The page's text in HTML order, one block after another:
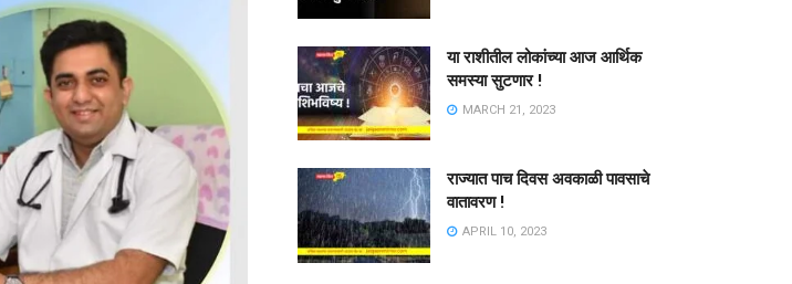
या राशीतील लोकांच्या आज आर्थिक
समस्या सुटणार !
MARCH 21, 2023
राज्यात पाच दिवस अवकाळी पावसाचे
वातावरण !
APRIL 10, 2023